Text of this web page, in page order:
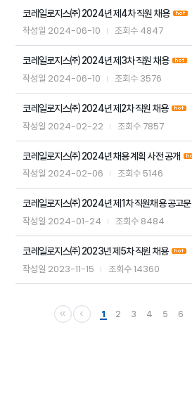
코레일로지스㈜ 2024년 제4차 직원 채용
작성일 2024-06-10 조회수 4847
코레일로지스㈜ 2024년 제3차 직원 채용
작성일 2024-06-10 조회수 3576
코레일로지스㈜ 2024년 제2차 직원 채용
작성일 2024-02-22 조회수 7857
코레일로지스㈜ 2024년 채용 계획 사전 공개
작성일 2024-02-06 조회수 5146
코레일로지스㈜ 2024년 제1차 직원채용 공고문
작성일 2024-01-24 조회수 8484
코레일로지스㈜ 2023년 제5차 직원 채용
작성일 2023-11-15 조회수14360
1 2 3 4 5 6